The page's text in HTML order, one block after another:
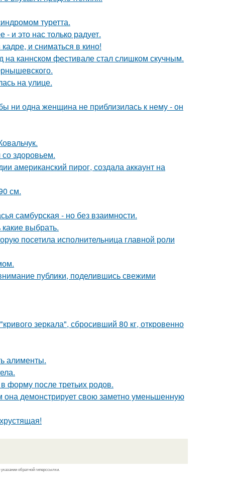
туретта.
и это нас только радует.
и сниматься в кино!
на каннском фестивале стал слишком скучным.
на улице.
ни одна женщина не приблизилась к нему - он
здоровьем.
американский пирог, создала аккаунт на
см.
самбурская - но без взаимности.
выбрать.
посетила исполнительница главной роли
публики, поделившись свежими
зеркала", сбросивший 80 кг, откровенно
алименты.
форму после третьих родов.
демонстрирует свою заметно уменьшенную
обратной гиперссылки.